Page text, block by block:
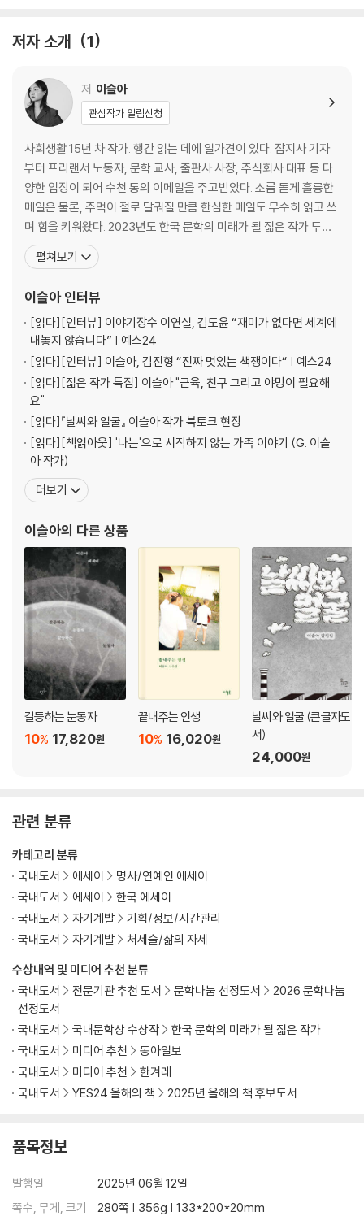
개의 비기를 차례로 공개하고 마침내 선언한다.
당신을 좋아하다가 내 인생이 바뀌어버렸다_54
다섯번째 비기_ “미지근한 상대의 가슴에 투명하고도 뜨끈한 펀치를 꽂을
줄 알아야 한다.”
한끗이 다른 비장의 제목_72
여섯번째 비기_ “내마금지內磨金支”
돈 얘기를 언제 꺼낼 것인가_86
일곱번째 비기_ “돈 벌기 위한 일에서는 무조건 최대 금액을 끌어낸다."
멋지고 아름답게 돈 더 받기_98
이메일의 프로는 사랑의 프로다_110
아홉번째 비기_ “프러포즈를 개떡같이 하면 성공하겠는가?”
책을 내고 싶은 이에게-투고 메일 필승 전략_124
열번째 비기_ “일을 못한 고통에서 벗어나는 방법은 하나뿐이다.”
다시 하는 이에게-수정 요청 메일을 어떻게 받아들일 것인가_138
열한번째 비기_ “빠고노더”
거절은 쿨하고 따뜻하게-사양하는 이메일 작성 기술_154
웬만해선 그를 거절할 수 없다_168
열세번째 비기_ “삶에 대한 맷집이 피차 약하지는 않았다.”
소심한 사람이 보내는 이메일_178
열네번째 비기_ “아름답고 다정한 주먹질”
꽃수레 권법-싸우지 않고 개선하는 기술_194
열다섯번째 비기_ “관건은 무릎을 꿇는 속도, 방향, 그리고 각도에 있다.”
무릎을 예술적으로 꿇으면 춤이 된다
-영원히 쉬워지지 않을 사과 메일 쓰기_214
열일곱번째 비기_ “누군가 날마다 상냥하다는 건 정말 뿌리깊게 강인하다
는 의미다.”
남편은 메일함에서 나타난다_238
열여덟번째 비기_ “현피를 떠도 꿀릴 게 없다.”
이메일을 그만 써야 할 때_254
에필로그_ 다시 하는 사랑_272
저자 소개 1
저 이슬아
관심작가 알림신청
사회생활 15년 차 작가. 행간 읽는 데에 일가견이 있다. 잡지사 기자
부터 프리랜서 노동자, 문학 교사, 출판사 사장, 주식회사 대표 등 다
양한 입장이 되어 수천 통의 이메일을 주고받았다. 소름 돋게 훌륭한
메일은 물론, 주먹이 절로 달궈질 만큼 한심한 메일도 무수히 읽고 쓰
며 힘을 키워왔다. 2023년도 한국 문학의 미래가 될 젊은 작가 투표
에서 1위 하였다. 어지간한 싸움은 요리조리 피해 가는 어머니의 지혜
로운 비겁함과 극도의 효율을 향해 달리는 아버지의 성실한 세속성을
부대끼며 문장력을 갈고닦았다.
펼쳐보기
이슬아인터뷰
[읽다][인터뷰] 이야기장수 이연실, 김도윤 “재미가 없다면 세계에
내놓지 않습니다” | 예스24
[읽다][인터뷰] 이슬아, 김진형 “진짜 멋있는 책쟁이다“ | 예스24
[읽다][젊은 작가 특집] 이슬아 "근육, 친구 그리고 야망이 필요해
요"
[읽다]『날씨와 얼굴』 이슬아 작가 북토크 현장
[읽다][책읽아웃] '나는'으로 시작하지 않는 가족 이야기 (G. 이슬
아 작가)
더보기
이슬아의 다른 상품
갈등하는 눈동자
17,820원
10%
끝내주는 인생
16,020원
10%
날씨와 얼굴 (큰글자도
서)
24,000원
관련 분류
수상내역 및 미디어 추천 분류
국내도서
전문기관 추천 도서 문학나눔 선정도서
2026 문학나눔
선정도서
국내도서
국내문학상 수상작
한국 문학의 미래가 될 젊은 작가
국내도서
미디어 추천
동아일보
국내도서
미디어 추천
한겨레
국내도서
YES24 올해의 책 2025년 올해의 책 후보도서
카테고리 분류
국내도서
에세이
명사/연예인 에세이
국내도서
에세이
한국 에세이
국내도서
자기계발
기획/정보/시간관리
국내도서
자기계발 처세술/삶의 자세
품목정보
발행일
2025년 06월 12일
쪽수, 무게, 크기
280쪽 | 356g | 133*200*20mm